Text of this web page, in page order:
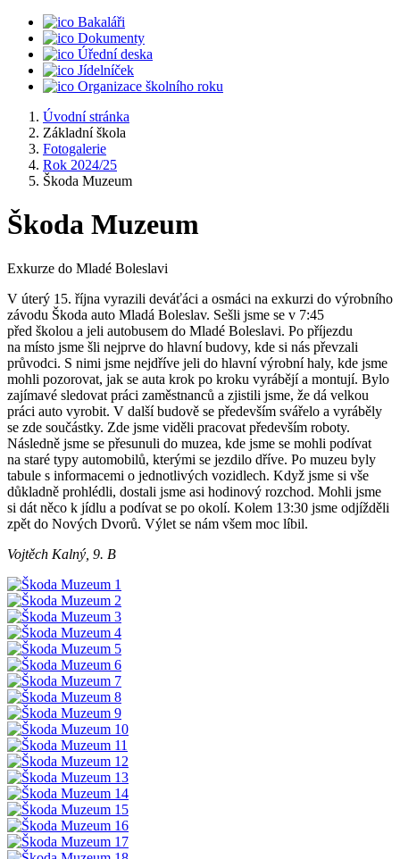
Bakaláři
Dokumenty
Úřední deska
Jídelníček
Organizace školního roku
Úvodní stránka
Základní škola
Fotogalerie
Rok 2024/25
Škoda Muzeum
Škoda Muzeum
Exkurze do Mladé Boleslavi
V úterý 15. října vyrazili deváťáci a osmáci na exkurzi do výrobního
závodu Škoda auto Mladá Boleslav. Sešli jsme se v 7:45
před školou a jeli autobusem do Mladé Boleslavi. Po příjezdu
na místo jsme šli nejprve do hlavní budovy, kde si nás převzali
průvodci. S nimi jsme nejdříve jeli do hlavní výrobní haly, kde jsme
mohli pozorovat, jak se auta krok po kroku vyrábějí a montují. Bylo
zajímavé sledovat práci zaměstnanců a zjistili jsme, že dá velkou
práci auto vyrobit. V další budově se především svářelo a vyráběly
se zde součástky. Zde jsme viděli pracovat především roboty.
Následně jsme se přesunuli do muzea, kde jsme se mohli podívat
na staré typy automobilů, kterými se jezdilo dříve. Po muzeu byly
tabule s informacemi o jednotlivých vozidlech. Když jsme si vše
důkladně prohlédli, dostali jsme asi hodinový rozchod. Mohli jsme
si dát něco k jídlu a podívat se po okolí. Kolem 13:30 jsme odjížděli
zpět do Nových Dvorů. Výlet se nám všem moc líbil.
Vojtěch Kalný, 9. B